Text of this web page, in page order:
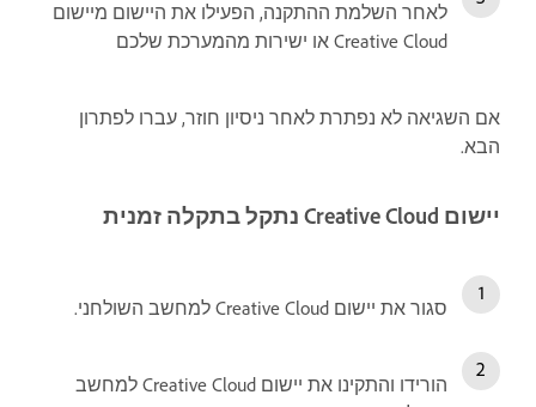
לאחר השלמת ההתקנה, הפעילו את היישום מיישום
Creative Cloud או ישירות מהמערכת שלכם
אם השגיאה לא נפתרת לאחר ניסיון חוזר, עברו לפתרון
הבא.
יישום Creative Cloud נתקל בתקלה זמנית
סגור את יישום Creative Cloud למחשב השולחני.
הורידו והתקינו את יישום Creative Cloud למחשב